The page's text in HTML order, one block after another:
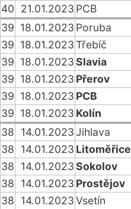
40
21.01.2023 PCB
39 18.01.2023 Poruba
39 18.01.2023Třebíč
39 18.01.2023Slavia
39 18.01.2023 Přerov
39 18.01.2023 PCB
39 18.01.2023 Kolín
38
14.01.2023Jihlava
38
14.01.2023 Litoměřice
38
14.01.2023Sokolov
38
14.01.2023 Prostějov
38
14.01.2023Vsetín